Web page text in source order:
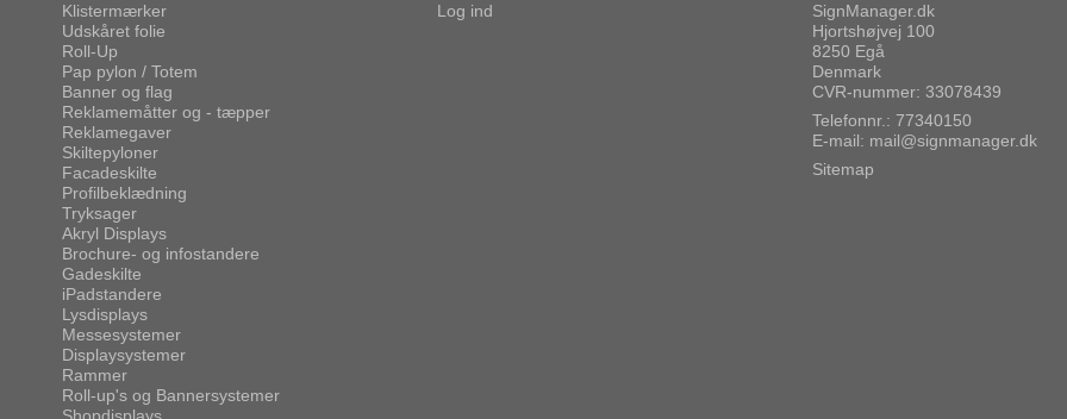
Klistermærker
Udskåret folie
Roll-Up
Pap pylon / Totem
Banner og flag
Reklamemåtter og - tæpper
Reklamegaver
Skiltepyloner
Facadeskilte
Profilbeklædning
Tryksager
Akryl Displays
Brochure- og infostandere
Gadeskilte
iPadstandere
Lysdisplays
Messesystemer
Displaysystemer
Rammer
Roll-up's og Bannersystemer
Log ind
SignManager.dk
Hjortshøjvej 100
8250 Egå
Denmark
CVR-nummer: 33078439
Telefonnr.: 77340150
E-mail: mail@signmanager.dk
Sitemap